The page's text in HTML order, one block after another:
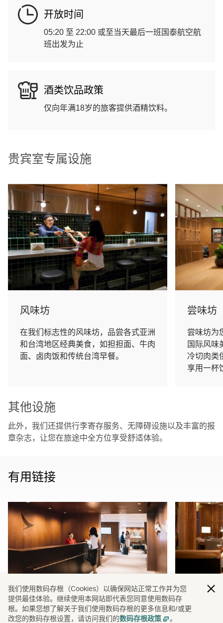
开放时间
05:20 至 22:00 或至当天最后一班国泰航空航
班出发为止
酒类饮品政策
仅向年满18岁的旅客提供酒精饮料。
贵宾室专属设施
风味坊
在我们标志性的风味坊，品尝各式亚洲
和台湾地区经典美食，如担担面、牛肉
面、卤肉饭和传统台湾早餐。
尝味坊
尝味坊为
国际风味
冷切肉类
享用一杯
其他设施
此外，我们还提供行李寄存服务、无障碍设施以及丰富的报
章杂志，让您在旅途中全方位享受舒适体验。
有用链接
兑换里程，乐享贵宾室
了解更多
我们使用数码存根（Cookies）以确保网站正常工作并为您
提供最佳体验。继续使用本网站即代表您同意使用数码存
根。如果您想了解关于我们使用数码存根的更多信息和/或更
改您的数码存根设置，请访问我们的数码存根政策 。